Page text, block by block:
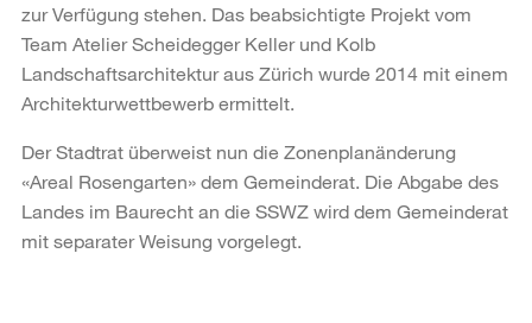
zur Verfügung stehen. Das beabsichtigte Projekt vom
Team Atelier Scheidegger Keller und Kolb
Landschaftsarchitektur aus Zürich wurde 2014 mit einem
Architekturwettbewerb ermittelt.
Der Stadtrat überweist nun die Zonenplanänderung
«Areal Rosengarten» dem Gemeinderat. Die Abgabe des
Landes im Baurecht an die SSWZ wird dem Gemeinderat
mit separater Weisung vorgelegt.